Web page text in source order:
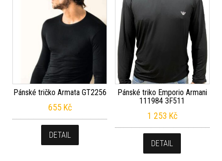
Pánské tričko Armata GT2256
655 Kč
DETAIL
Pánské triko Emporio Armani
111984 3F511
1 253 Kč
DETAIL